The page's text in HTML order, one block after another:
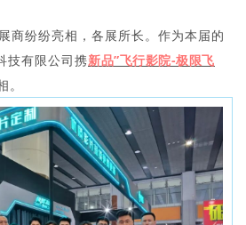
商纷纷亮相，各展所长。 作为本届的
技有限公司携新品”飞行影院-极限飞
。